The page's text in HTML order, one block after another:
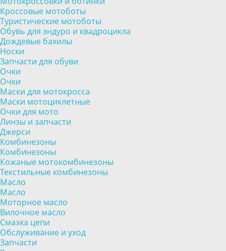
Кроссовые мотоботы
Туристические мотоботы
Обувь для эндуро и квадроцикла
Дождевые бахилы
Носки
Запчасти для обуви
Очки
Очки
Маски для мотокросса
Маски мотоциклетные
Очки для мото
Линзы и запчасти
Джерси
Комбинезоны
Комбинезоны
Кожаные мотокомбинезоны
Текстильные комбинезоны
Масло
Масло
Моторное масло
Вилочное масло
Смазка цепи
Обслуживание и уход
Запчасти